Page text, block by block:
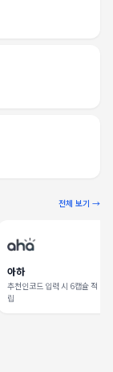
전체 보기 →
아하
추천인코드 입력 시 6캡슐 적
립